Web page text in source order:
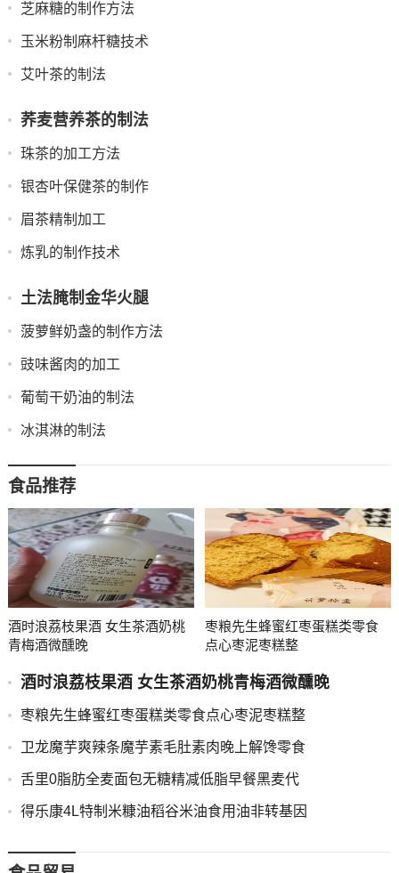
芝麻糖的制作方法
玉米粉制麻杆糖技术
艾叶茶的制法
荞麦营养茶的制法
珠茶的加工方法
银杏叶保健茶的制作
眉茶精制加工
炼乳的制作技术
土法腌制金华火腿
菠萝鲜奶盏的制作方法
豉味酱肉的加工
葡萄干奶油的制法
冰淇淋的制法
食品推荐
酒时浪荔枝果酒 女生茶酒奶桃
青梅酒微醺晚
枣粮先生蜂蜜红枣蛋糕类零食
点心枣泥枣糕整
酒时浪荔枝果酒 女生茶酒奶桃青梅酒微醺晚
枣粮先生蜂蜜红枣蛋糕类零食点心枣泥枣糕整
卫龙魔芋爽辣条魔芋素毛肚素肉晚上解馋零食
舌里0脂肪全麦面包无糖精减低脂早餐黑麦代
得乐康4L特制米糠油稻谷米油食用油非转基因